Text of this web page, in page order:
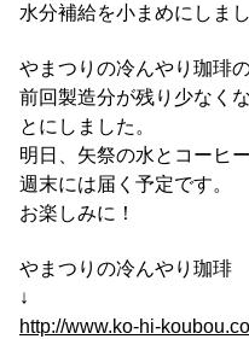
水分補給を小まめにしまし
やまつりの冷んやり珈琲
前回製造分が残り少なく
とにしました。
明日、矢祭の水とコーヒ
週末には届く予定です。
お楽しみに！
やまつりの冷んやり珈琲
↓
http://www.ko-hi-